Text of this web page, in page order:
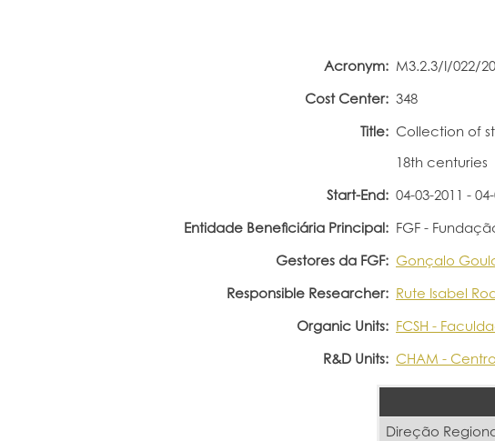
Acronym: M3.2.3/I/022/
Cost Center: 348
Title: Collection of
18th centuries
Start-End: 04-03-2011 -
Entidade Beneficiária Principal: FGF -
Gestores da FGF: Gonçalo
Responsible Researcher: Rute Isabel
Organic Units: FCSH -
R&D Units: CHAM -
Direção